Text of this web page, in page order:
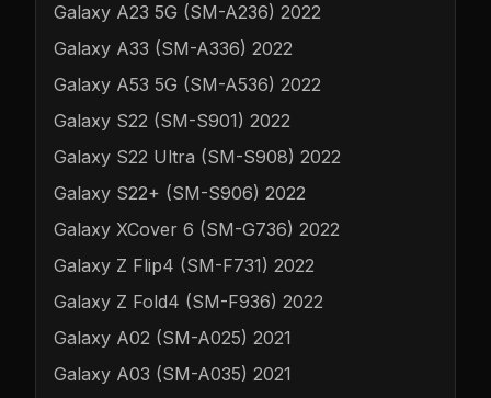
Galaxy A23 5G (SM-A236) 2022
Galaxy A33 (SM-A336) 2022
Galaxy A53 5G (SM-A536) 2022
Galaxy S22 (SM-S901) 2022
Galaxy S22 Ultra (SM-S908) 2022
Galaxy S22+ (SM-S906) 2022
Galaxy XCover 6 (SM-G736) 2022
Galaxy Z Flip4 (SM-F731) 2022
Galaxy Z Fold4 (SM-F936) 2022
Galaxy A02 (SM-A025) 2021
Galaxy A03 (SM-A035) 2021